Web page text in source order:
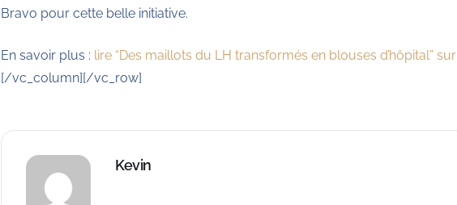
Bravo pour cette belle initiative.
En savoir plus : lire “Des maillots du LH transformés en blouses d’hôpital”
[/vc_column][/vc_row]
Kevin